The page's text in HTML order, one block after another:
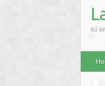
❅
ici